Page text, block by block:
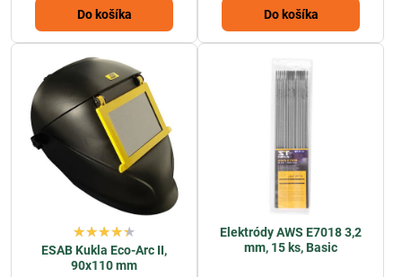
Do košíka Do košíka
ESAB Kukla Eco-Arc II,
90x110 mm
Elektródy AWS E7018 3,2
mm, 15 ks, Basic